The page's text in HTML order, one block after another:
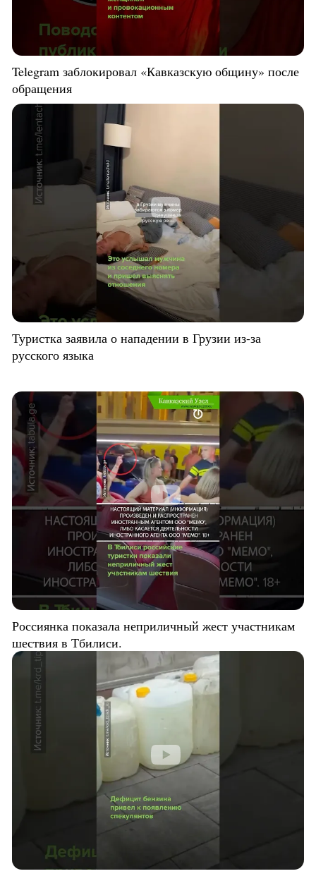
Telegram заблокировал «Кавказскую общину» после
обращения
Туристка заявила о нападении в Грузии из-за
русского языка
Россиянка показала неприличный жест участникам
шествия в Тбилиси.